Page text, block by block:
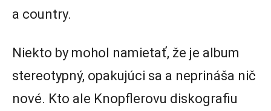
a country.
Niekto by mohol namietať, že je album
stereotypný, opakujúci sa a neprináša nič
nové. Kto ale Knopflerovu diskografiu